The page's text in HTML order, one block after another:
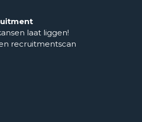
laat liggen!
recruitmentscan